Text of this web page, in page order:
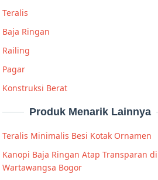
Teralis
Baja Ringan
Railing
Pagar
Konstruksi Berat
Produk Menarik Lainnya
Teralis Minimalis Besi Kotak Ornamen
Kanopi Baja Ringan Atap Transparan di
Wartawangsa Bogor